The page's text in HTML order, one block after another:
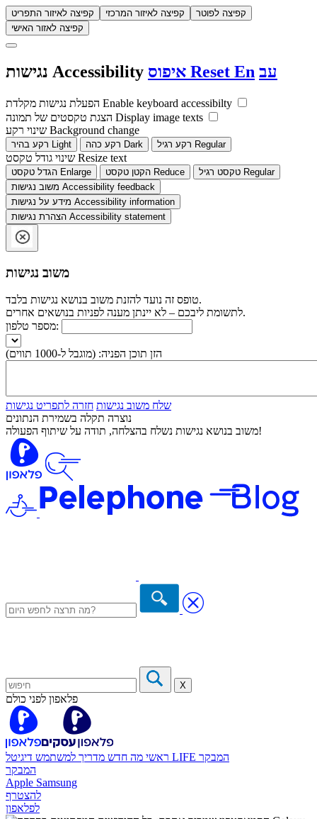
קפיצה לאיזור התפריט קפיצה לאיזור המרכזי
קפיצה לפוטר
קפיצה לאזור האישי
Accessibility Reset En עב
Enable keyboard accessibilty
Display image texts
Background change
Light Dark Regular
Resize text
Enlarge Reduce
Regular
Accessibility feedback
Accessibility information
Accessibility statement
משוב נגישות
טופס זה נועד להזנת משוב בנושא נגישות בלבד.
לתשומת ליבכם – לא יינתן מענה לפניות בנושאים אחרים.
מספר טלפון:
הזן תוכן הפניה: (מוגבל ל-1000 תווים)
שלח משוב נגישות חזרה לתפריט נגישות
נוצרה תקלה בשמירת הנתונים
משוב בנושא נגישות נשלח בהצלחה, תודה על שיתוף הפעולה!
X
פלאפון לפני כולם
ראשי מה חדש מדריך למשתמש דיגיטל LIFE המבקר
המבקר
Apple Samsung
להצטרף
לפלאפון